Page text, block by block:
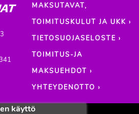
MAKSUTAVAT,
TOIMITUSKULUT JA UKK ›
TIETOSUOJASELOSTE ›
TOIMITUS-JA
MAKSUEHDOT ›
YHTEYDENOTTO ›
käyttö